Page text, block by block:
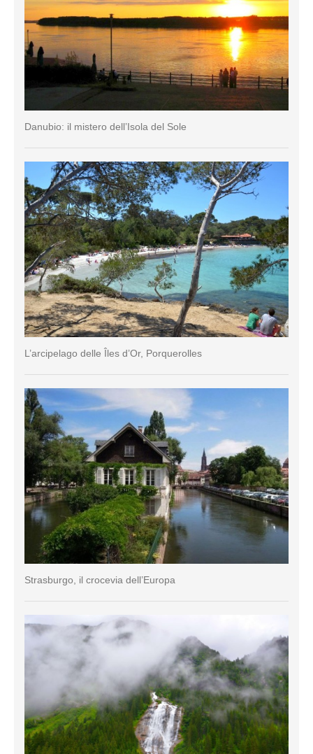
Danubio: il mistero dell’Isola del Sole
L’arcipelago delle Îles d’Or, Porquerolles
Strasburgo, il crocevia dell’Europa